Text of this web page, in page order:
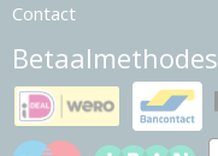
Contact
Betaalmethodes